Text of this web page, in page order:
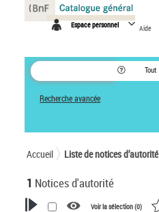
Espace personnel Aide
Tout
Recherche avancée
Accueil Liste de notices d’autorité
1 Notices d'autorité
Voir la sélection (0)
Panneau de gestion des cookies